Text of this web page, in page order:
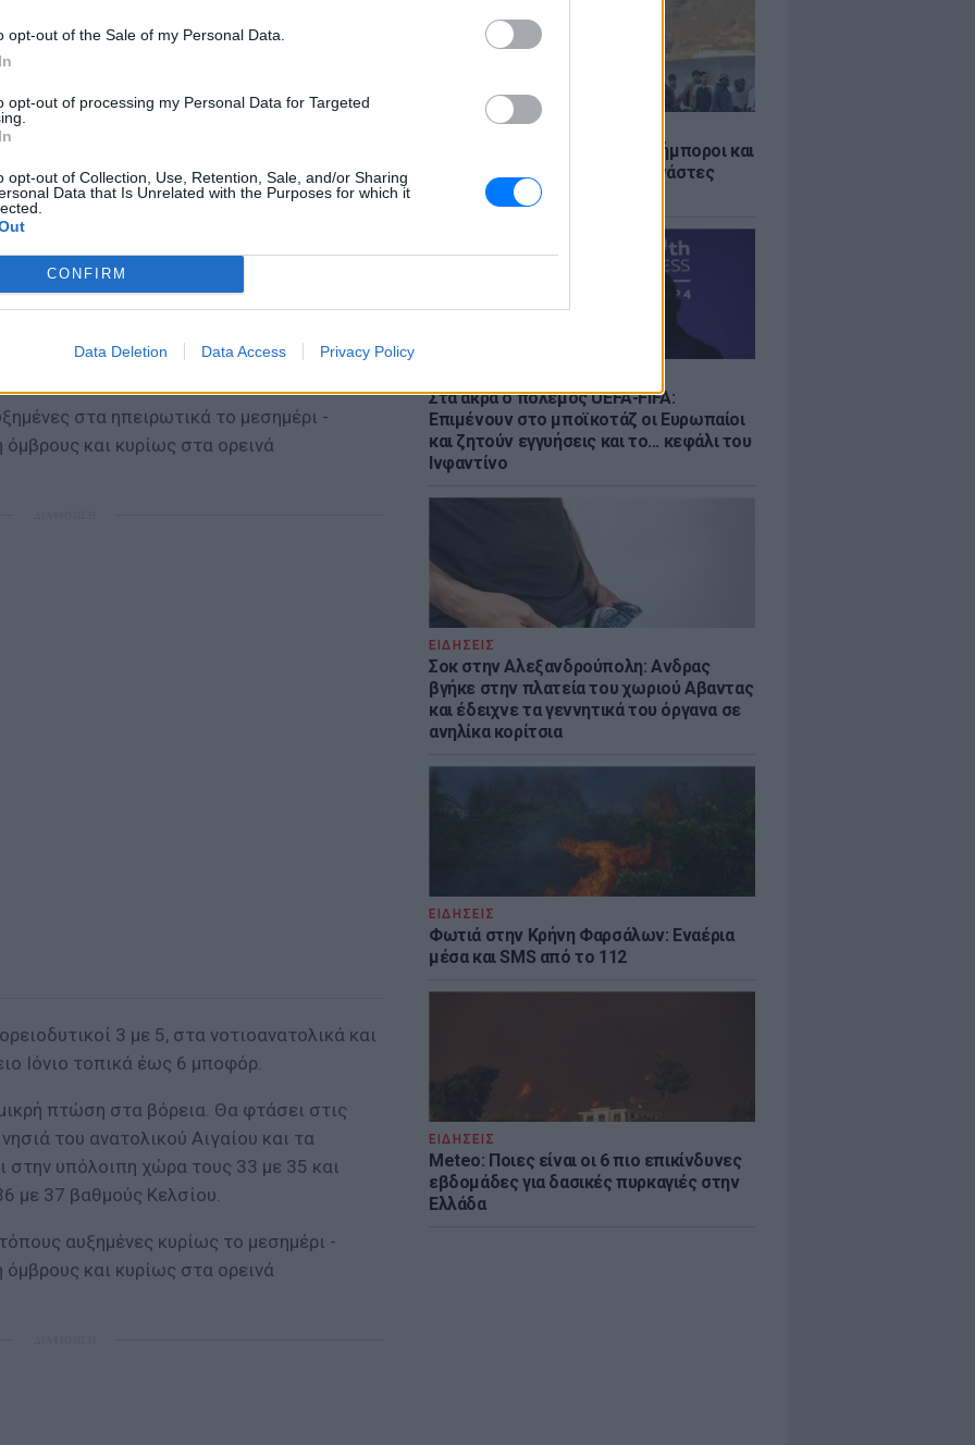
opt-out of the Sale of my Personal Data.
opt-out of processing my Personal Data for Targeted
opt-out of Collection, Use, Retention, Sale, and/or Sharing
Data that Is Unrelated with the Purposes for which it
CONFIRM
Data Deletion Data Access Privacy Policy
ΕΙΔΗΣΕΙΣ
Θέουτα: «Οι κάτοικοι είναι ανήμποροι και
γεμάτοι αγωνία» - 5.000 μετανάστες
παραμένουν στην περιοχή
Στα άκρα ο πόλεμος UEFA-FIFA:
Επιμένουν στο μποϊκοτάζ οι Ευρωπαίοι
και ζητούν εγγυήσεις και το... κεφάλι του
Ινφαντίνο
ΕΙΔΗΣΕΙΣ
Σοκ στην Αλεξανδρούπολη: Ανδρας
βγήκε στην πλατεία του χωριού Αβαντας
και έδειχνε τα γεννητικά του όργανα σε
ανηλίκα κορίτσια
ΕΙΔΗΣΕΙΣ
Φωτιά στην Κρήνη Φαρσάλων: Εναέρια
μέσα και SMS από το 112
ΕΙΔΗΣΕΙΣ
Meteo: Ποιες είναι οι 6 πιο επικίνδυνες
εβδομάδες για δασικές πυρκαγιές στην
Ελλάδα
σύμφωνα με την ΕΜΥ
στα ηπειρωτικά το μεσημέρι -
και κυρίως στα ορεινά
3 με 5, στα νοτιοανατολικά και
Ιόνιο τοπικά έως 6 μποφόρ.
πτώση στα βόρεια. Θα φτάσει στις
του ανατολικού Αιγαίου και τα
υπόλοιπη χώρα τους 33 με 35 και
με 37 βαθμούς Κελσίου.
αυξημένες κυρίως το μεσημέρι -
και κυρίως στα ορεινά